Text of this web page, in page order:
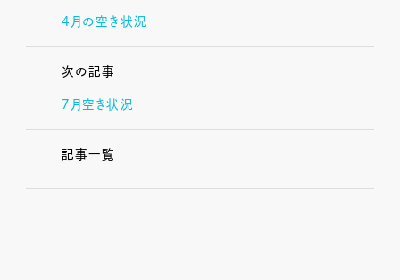
4月の空き状況
次の記事
7月空き状況
記事一覧